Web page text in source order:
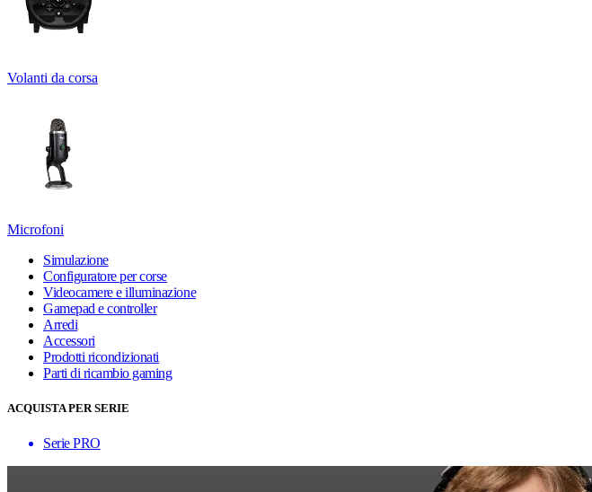
Volanti da corsa
Microfoni
Simulazione
Configuratore per corse
Videocamere e illuminazione
Gamepad e controller
Arredi
Accessori
Prodotti ricondizionati
Parti di ricambio gaming
ACQUISTA PER SERIE
Serie PRO